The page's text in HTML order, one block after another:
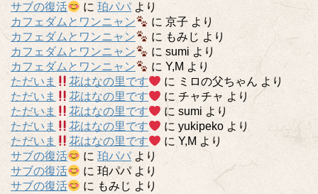
サブの復活
に珀パパ より
カフェダムとワンニャン
に京子 より
カフェダムとワンニャン
に もみじ より
カフェダムとワンニャン
にsumi より
カフェダムとワンニャン
にY,M より
ただいま
花はなの里です に ミロの父ちゃん より
ただいま
花はなの里です にチャチャ より
ただいま
花はなの里です にsumi より
ただいま
花はなの里です にyukipeko より
ただいま
花はなの里です にY,M より
サブの復活
に珀パパ より
サブの復活
に珀パパより
サブの復活
に もみじ より